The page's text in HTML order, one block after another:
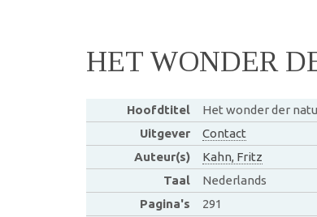
HET WONDER
Hoofdtitel
Het wonder der
Uitgever
Contact
Auteur(s)
Kahn, Fritz
Taal
Nederlands
Pagina's
291